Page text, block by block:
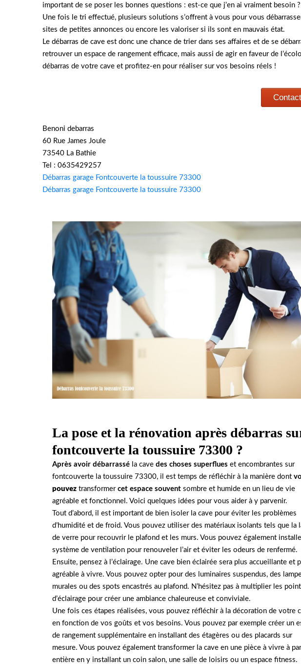
important de se poser les bonnes questions : est-ce que j’en ai vraiment besoin
Une fois le tri effectué, plusieurs solutions s’offrent à vous pour vous
sites de petites annonces ou encore les valoriser si ils sont en mauvais état.
Le débarras de cave est donc une chance de trier dans ses affaires et de se
retrouver un espace de rangement efficace, mais aussi de agir en faveur de
débarras de votre cave et profitez-en pour réaliser sur vos besoins réels !
Benoni debarras
60 Rue James Joule
73540 La Bathie
Tel : 0635429257
Débarras garage Fontcouverte la toussuire 73300
Débarras garage Fontcouverte la toussuire 73300
La pose et la rénovation après débarras
fontcouverte la toussuire 73300 ?
Après avoir débarrassé la cave des choses superflues et encombrantes sur
fontcouverte la toussuire 73300, il est temps de réfléchir à la manière dont
pouvez transformer cet espace souvent sombre et humide en un lieu de vie
agréable et fonctionnel. Voici quelques idées pour vous aider à y parvenir.
Tout d’abord, il est important de bien isoler la cave pour éviter les problèmes
d’humidité et de froid. Vous pouvez utiliser des matériaux isolants tels que la
de verre pour recouvrir le plafond et les murs. Vous pouvez également
système de ventilation pour renouveler l’air et éviter les odeurs de renfermé.
Ensuite, pensez à l’éclairage. Une cave bien éclairée sera plus accueillante et
agréable à vivre. Vous pouvez opter pour des luminaires suspendus, des
murales ou des spots encastrés au plafond. N’hésitez pas à multiplier les
d’éclairage pour créer une ambiance chaleureuse et conviviale.
Une fois ces étapes réalisées, vous pouvez réfléchir à la décoration de votre
en fonction de vos goûts et vos besoins. Vous pouvez par exemple créer un
de rangement supplémentaire en installant des étagères ou des placards sur
mesure. Vous pouvez également transformer la cave en une pièce à vivre à
entière en y installant un coin salon, une salle de loisirs ou un espace fitness.